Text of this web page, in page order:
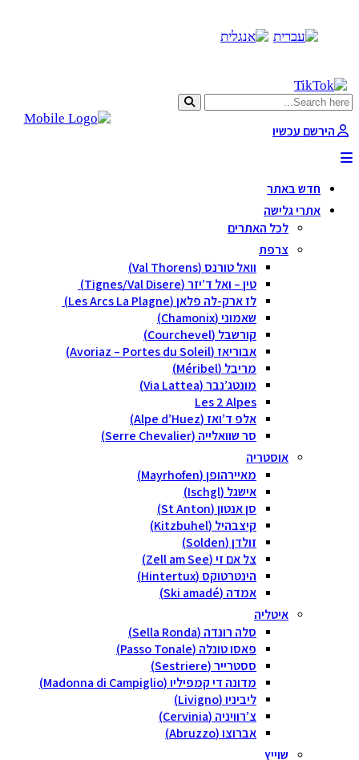
הירשם עכשיו
חדש באתר
אתרי גלישה
לכל האתרים
צרפת
וואל טורנס (Val Thorens)
טין – ואל ד’יזר (Tignes/Val Disere)
לז ארק-לה פלאן (Les Arcs La Plagne)
שאמוני (Chamonix)
קורשבל (Courchevel)
אבוריאז (Avoriaz – Portes du Soleil)
מריבל (Méribel)
מונטג’נבר (Via Lattea)
Les 2 Alpes
אלפ ד’ואז (Alpe d’Huez)
סר שוואלייה (Serre Chevalier)
אוסטריה
מאיירהופן (Mayrhofen)
אישגל (Ischgl)
סן אנטון (St Anton)
קיצבהיל (Kitzbuhel)
זולדן (Solden)
צל אם זי (Zell am See)
הינטרטוקס (Hintertux)
אמדה (Ski amadé)
איטליה
סלה רונדה (Sella Ronda)
פאסו טונלה (Passo Tonale)
ססטרייר (Sestriere)
מדונה די קמפיליו (Madonna di Campiglio)
ליביניו (Livigno)
צ’רוויניה (Cervinia)
אברוצו (Abruzzo)
שוייץ